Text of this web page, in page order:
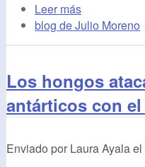
Leer más
blog de Julio Moreno
Los hongos
antárticos con
Enviado por Laura Ayalael